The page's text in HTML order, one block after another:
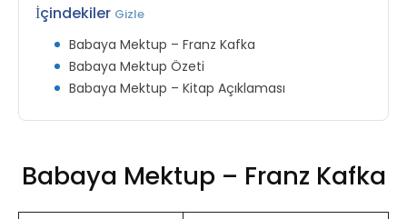
İçindekiler Gizle
Babaya Mektup – Franz Kafka
Babaya Mektup Özeti
Babaya Mektup – Kitap Açıklaması
Babaya Mektup – Franz Kafka